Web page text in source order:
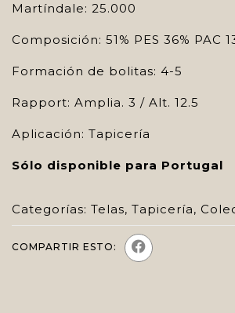
Martíndale: 25.000
Composición: 51% PES 36% PAC
Formación de bolitas: 4-5
Rapport: Amplia. 3 / Alt. 12.5
Aplicación: Tapicería
Sólo disponible para Portugal
Categorías: Telas, Tapicería,
COMPARTIR ESTO: